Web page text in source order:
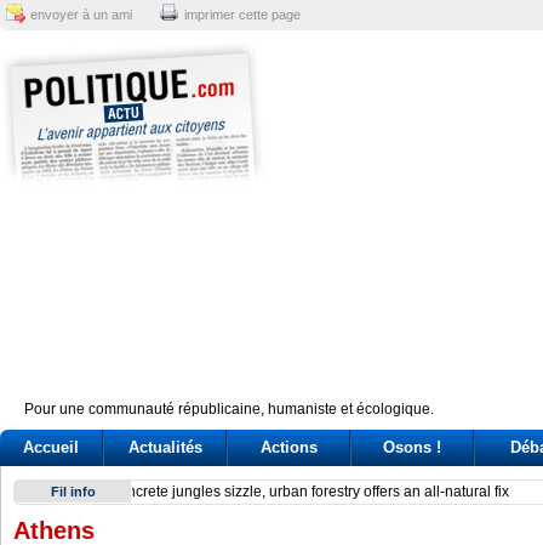
envoyer à un ami imprimer cette page
Pour une communauté républicaine, humaniste et écologique.
Accueil Actualités Actions Osons !
Fil info Reactor at Kansai Electric’s Oi plant stops after alarm
Athens